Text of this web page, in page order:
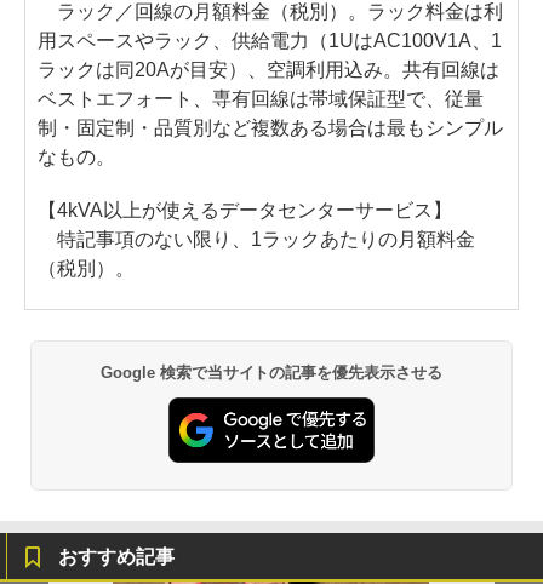
ラック／回線の月額料金（税別）。ラック料金は利
用スペースやラック、供給電力（1UはAC100V1A、1
ラックは同20Aが目安）、空調利用込み。共有回線は
ベストエフォート、専有回線は帯域保証型で、従量
制・固定制・品質別など複数ある場合は最もシンプル
なもの。
【4kVA以上が使えるデータセンターサービス】
特記事項のない限り、1ラックあたりの月額料金
（税別）。
Google 検索で当サイトの記事を優先表示させる
おすすめ記事